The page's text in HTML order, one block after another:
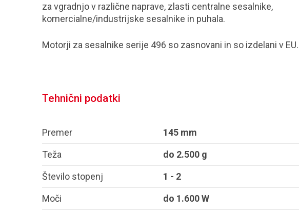
za vgradnjo v različne naprave, zlasti centralne sesalnike,
komercialne/industrijske sesalnike in puhala.
Motorji za sesalnike serije 496 so zasnovani in so izdelani v EU.
Tehnični podatki
Premer 145 mm
Teža do 2.500 g
Število stopenj 1 - 2
Moči do 1.600 W